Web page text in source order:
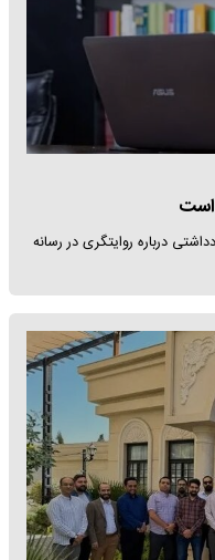
است
درباره روایتگری در رسانه